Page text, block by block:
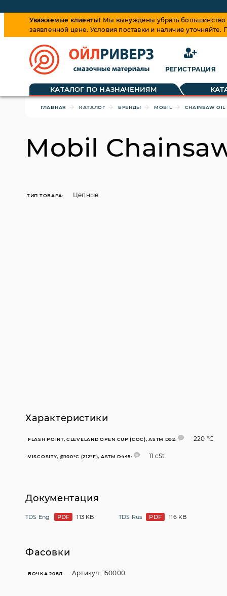
Уважаемые клиенты! Мы вынуждены убрать большинство
заявленной цене. Условия поставки и наличие
РЕГИСТРАЦИЯ
КАТАЛОГ ПО НАЗНАЧЕНИЯМ
Обращаем ваше внимание, что цена на товары
ГЛАВНАЯ КАТАЛОГ БРЕНДЫ MOBIL CHAINSAW OIL
Mobil
ТИП ТОВАРА: Цепные
Характеристики
FLASH POINT, CLEVELAND OPEN CUP (COC), ASTM D92: 220 °C
VISCOSITY, @100°C (212°F), ASTM D445: 11 cSt
Документация
TDS Eng PDF 113 KB TDS Rus PDF 116 KB
Фасовки
БОЧКА 208Л Артикул: 150000